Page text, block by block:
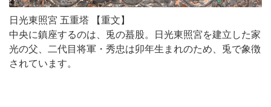
日光東照宮 五重塔 【重文】
中央に鎮座するのは、兎の蟇股。日光東照宮を建立した家
光の父、二代目将軍・秀忠は卯年生まれのため、兎で象徴
されています。